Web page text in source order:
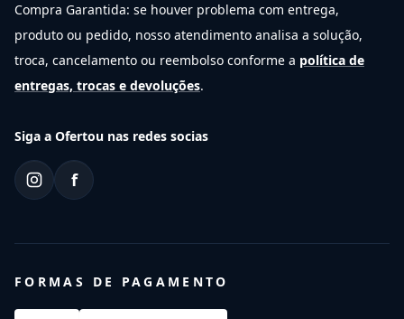
Compra Garantida: se houver problema com entrega,
produto ou pedido, nosso atendimento analisa a solução,
troca, cancelamento ou reembolso conforme a política de
entregas, trocas e devoluções.
Siga a Ofertou nas redes socias
f
FORMAS DE PAGAMENTO